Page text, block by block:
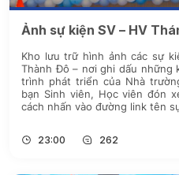
Ảnh sự kiện SV – HV
Kho lưu trữ hình ảnh các sự
Thành Đô – nơi ghi dấu những
trình phát triển của Nhà
bạn Sinh viên, Học viên đón
cách nhấn vào đường link tên
23:00 262